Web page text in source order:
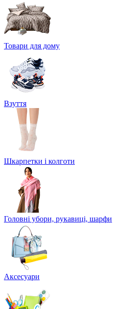
Товари для дому
Взуття
Шкарпетки і колготи
Головні убори, рукавиці, шарфи
Аксесуари